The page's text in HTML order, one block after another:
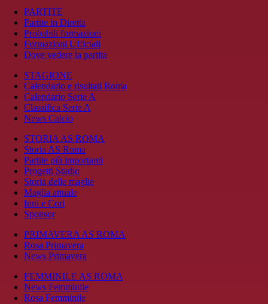
PARTITE
Partite in Diretta
Probabili formazioni
Formazioni Ufficiali
Dove vedere la partita
STAGIONE
Calendario e risultati Roma
Calendario Serie A
Classifica Serie A
News Calcio
STORIA AS ROMA
Storia AS Roma
Partite più importanti
Progetti Stadio
Storia delle maglie
Maglia attuale
Inni e Cori
Sponsor
PRIMAVERA AS ROMA
Rosa Primavera
News Primavera
FEMMINILE AS ROMA
News Femminile
Rosa Femminile